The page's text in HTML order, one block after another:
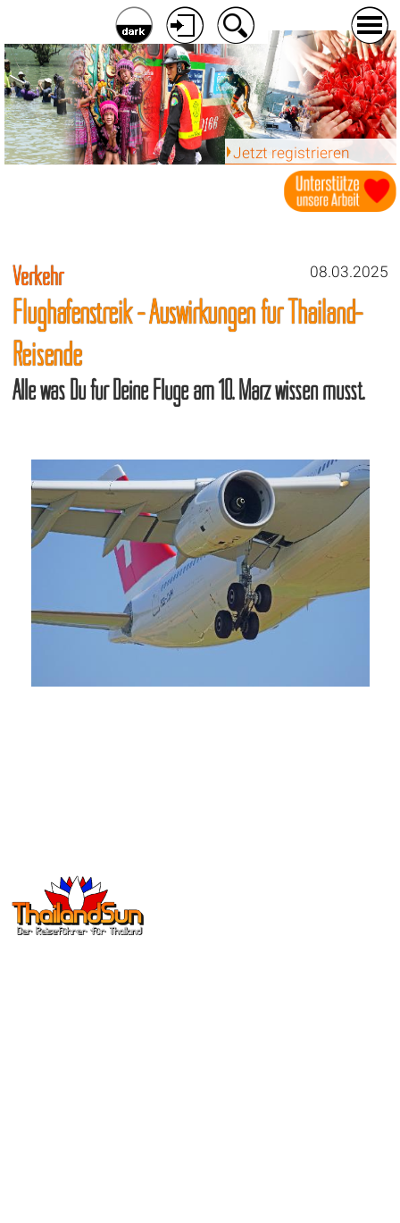
Jetzt registrieren
08.03.2025
Verkehr
Flughafenstreik - Auswirkungen für Thailand-
Reisende
Alle was Du für Deine Flüge am 10. März wissen musst.